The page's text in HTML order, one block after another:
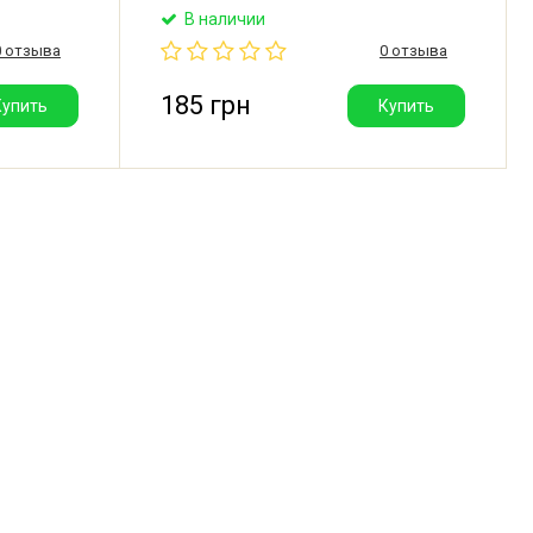
3
отзыва
электротехнических устройств.
Производитель: Hoosense (Китай).
В наличии
0 отзыва
185 грн Купить